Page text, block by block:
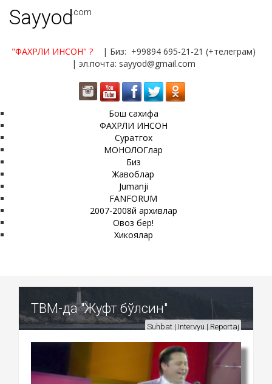
Sayyod.com
"ФАХРЛИ ИНСОН" ?
| Биз: +99894 695-21-21 (+телеграм)
| эл.почта: sayyod@gmail.com
Бош сахифа
ФАХРЛИ ИНСОН
Суратгох
МОНОЛОГлар
Биз
Жавоблар
Jumanji
FANFORUM
2007-2008й архивлар
Овоз бер!
Хикоялар
ТВМ-да "Жуфт бўлсин"
Suhbat | Intervyu | Reportaj